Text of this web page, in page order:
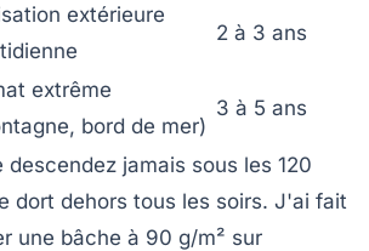
extérieure
2 à 3 ans
extrême
bord de mer)
3 à 5 ans
descendez jamais sous les 120
dort dehors tous les soirs. J'ai fait
une bâche à 90 g/m² sur